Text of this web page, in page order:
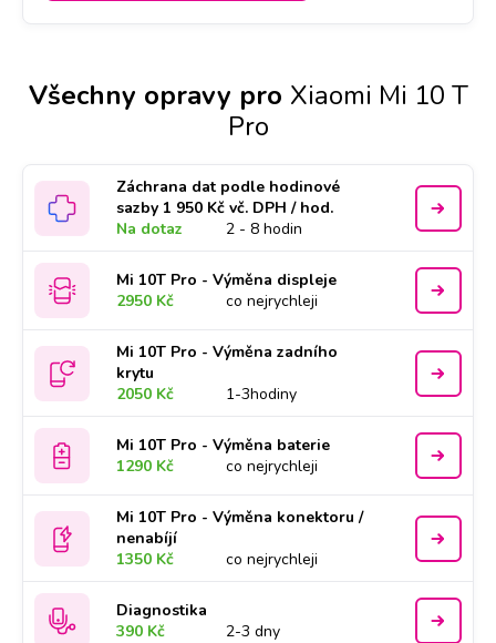
Všechny opravy pro Xiaomi Mi 10 T
Pro
Záchrana dat podle hodinové
sazby 1 950 Kč vč. DPH / hod.
Na dotaz
2 - 8 hodin
Mi 10T Pro - Výměna displeje
2950 Kč
co nejrychleji
Mi 10T Pro - Výměna zadního
krytu
2050 Kč
1-3hodiny
Mi 10T Pro - Výměna baterie
1290 Kč
co nejrychleji
Mi 10T Pro - Výměna konektoru /
nenabíjí
1350 Kč
co nejrychleji
Diagnostika
390 Kč
2-3 dny